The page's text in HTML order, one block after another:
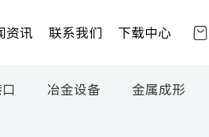
资讯 联系我们 下载中心
冶金设备 金属成形